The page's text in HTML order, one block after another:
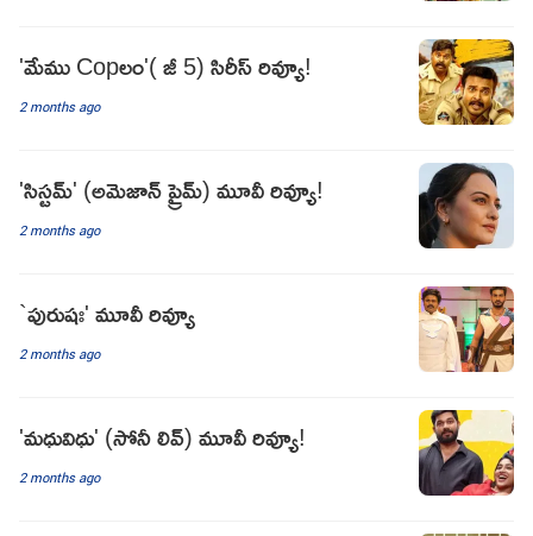
'మేము Copలం'( జీ 5) సిరీస్ రివ్యూ!
2 months ago
'సిస్టమ్' (అమెజాన్ ప్రైమ్) మూవీ రివ్యూ!
2 months ago
`పురుషః' మూవీ రివ్యూ
2 months ago
'మధువిధు' (సోనీ లివ్) మూవీ రివ్యూ!
2 months ago